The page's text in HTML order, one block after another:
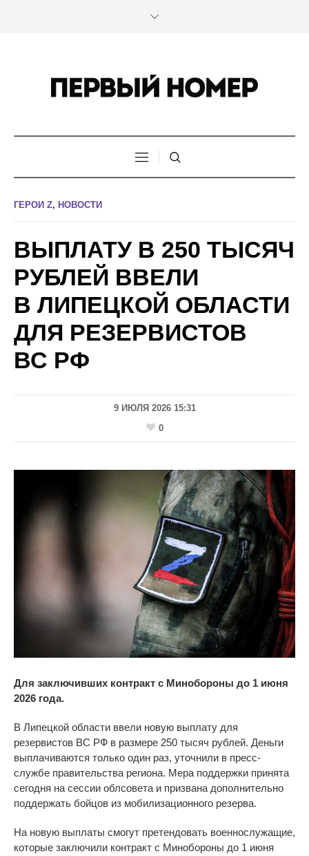
ГЕРОИ Z, НОВОСТИ
ВЫПЛАТУ В 250 ТЫСЯЧ
РУБЛЕЙ ВВЕЛИ
В ЛИПЕЦКОЙ ОБЛАСТИ
ДЛЯ РЕЗЕРВИСТОВ
ВС РФ
9 ИЮЛЯ 2026 15:31
0
Для заключивших контракт с Минобороны до 1 июня
2026 года.
В Липецкой области ввели новую выплату для
резервистов ВС РФ в размере 250 тысяч рублей. Деньги
выплачиваются только один раз, уточнили в пресс-
службе правительства региона. Мера поддержки принята
сегодня на сессии облсовета и призвана дополнительно
поддержать бойцов из мобилизационного резерва.
На новую выплаты смогут претендовать военнослужащие,
которые заключили контракт с Минобороны до 1 июня